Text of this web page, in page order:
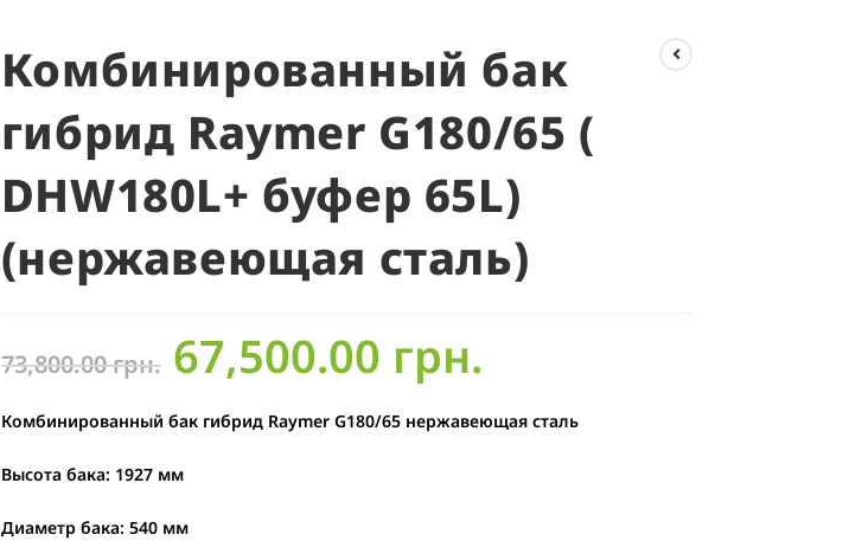
Комбинированный бак
гибрид Raymer G180/65 (
DHW180L+ буфер 65L)
(нержавеющая сталь)
73,800.00грн. 67,500.00 грн.
Комбинированный бак гибрид Raymer G180/65 нержавеющая сталь
Высота бака: 1927 мм
Диаметр бака: 540 мм